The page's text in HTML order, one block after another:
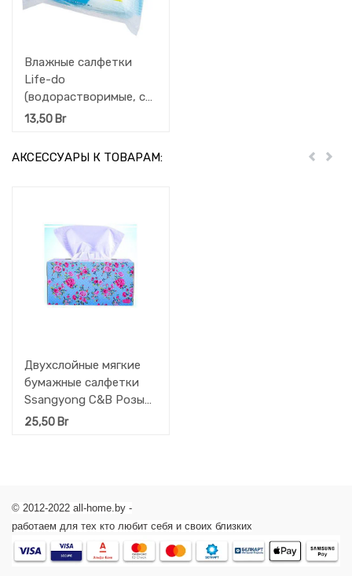
Влажные салфетки
Life-do
(водорастворимые, с
антибактериальным
лимона) 30 шт.
13,50 Br
АКСЕССУАРЫ К ТОВАРАМ: Пред
Двухслойные мягкие
бумажные салфетки
Ssangyong C&B Розы
250 шт
25,50 Br
© 2012-2022 all-home.by -
работаем для тех кто любит себя и своих близких